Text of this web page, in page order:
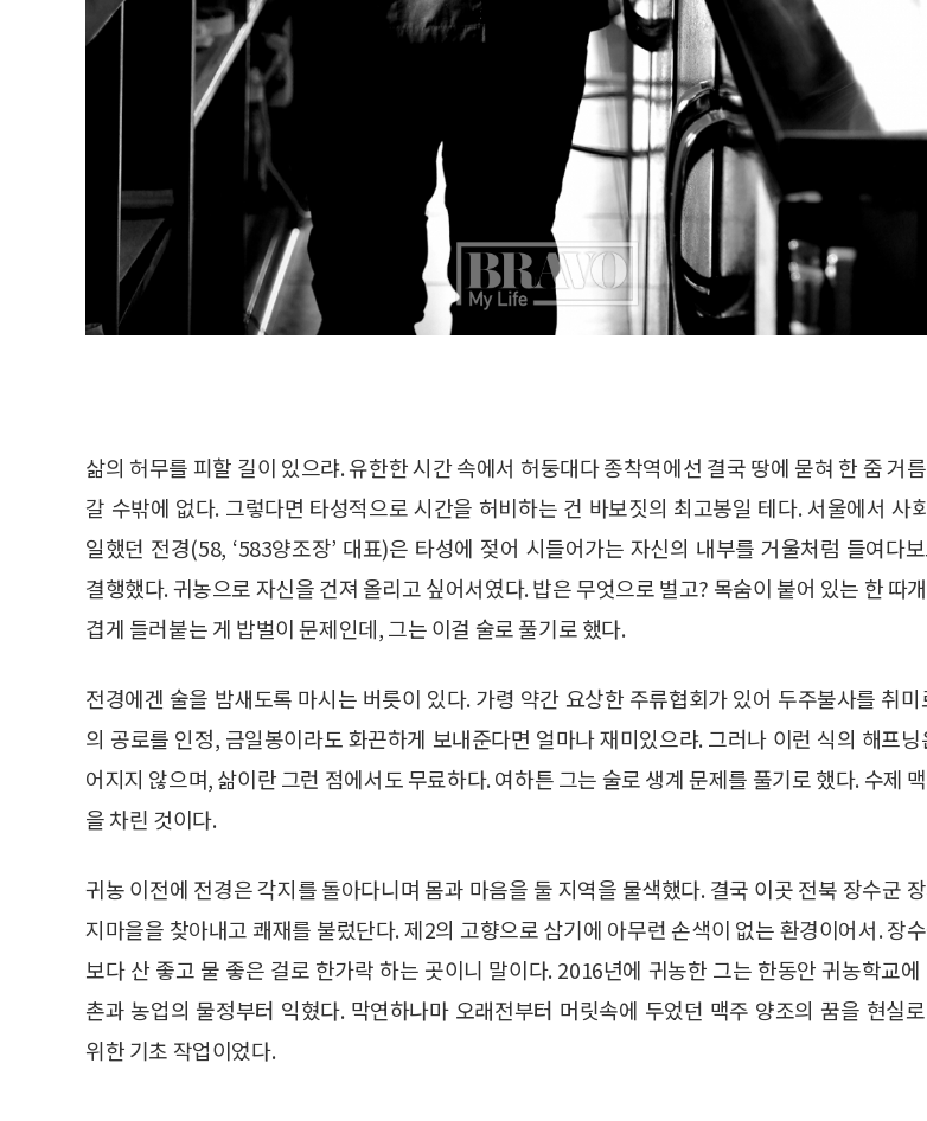
삶의 허무를 피할 길이 있으랴. 유한한 시간 속에서 허둥대다 종착역에선 결국 땅에 묻혀 한 줌 거
갈 수밖에 없다. 그렇다면 타성적으로 시간을 허비하는 건 바보짓의 최고봉일 테다. 서울에서 사
일했던 전경(58, ‘583양조장’ 대표)은 타성에 젖어 시들어가는 자신의 내부를 거울처럼 들여다
결행했다. 귀농으로 자신을 건져 올리고 싶어서였다. 밥은 무엇으로 벌고? 목숨이 붙어 있는 한 따
겹게 들러붙는 게 밥벌이 문제인데, 그는 이걸 술로 풀기로 했다.
전경에겐 술을 밤새도록 마시는 버릇이 있다. 가령 약간 요상한 주류협회가 있어 두주불사를 취미
의 공로를 인정, 금일봉이라도 화끈하게 보내준다면 얼마나 재미있으랴. 그러나 이런 식의 해프닝
어지지 않으며, 삶이란 그런 점에서도 무료하다. 여하튼 그는 술로 생계 문제를 풀기로 했다. 수제
을 차린 것이다.
귀농 이전에 전경은 각지를 돌아다니며 몸과 마음을 둘 지역을 물색했다. 결국 이곳 전북 장수군
지마을을 찾아내고 쾌재를 불렀단다. 제2의 고향으로 삼기에 아무런 손색이 없는 환경이어서. 장
보다 산 좋고 물 좋은 걸로 한가락 하는 곳이니 말이다. 2016년에 귀농한 그는 한동안 귀농학교에
촌과 농업의 물정부터 익혔다. 막연하나마 오래전부터 머릿속에 두었던 맥주 양조의 꿈을 현실
위한 기초 작업이었다.